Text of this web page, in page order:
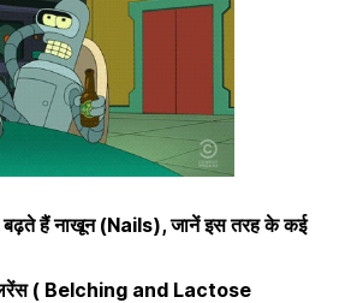
से बढ़ते हैं नाखून (Nails), जानें इस तरह के कई
( Belching and Lactose